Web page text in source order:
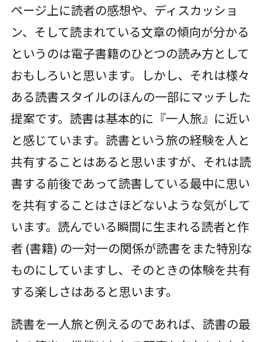
ページ上に読者の感想や、ディスカッショ
ン、そして読まれている文章の傾向が分かる
というのは電子書籍のひとつの読み方として
おもしろいと思います。しかし、それは様々
ある読書スタイルのほんの一部にマッチした
提案です。読書は基本的に『一人旅』に近い
と感じています。読書という旅の経験を人と
共有することはあると思いますが、それは読
書する前後であって読書している最中に思い
を共有することはさほどないような気がして
います。読んでいる瞬間に生まれる読者と作
者 (書籍) の一対一の関係が読書をまた特別な
ものにしていますし、そのときの体験を共有
する楽しさはあると思います。
読書を一人旅と例えるのであれば、読書の最